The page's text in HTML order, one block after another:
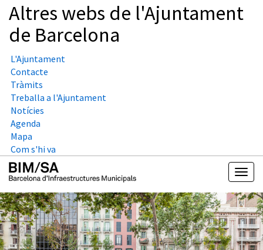
Altres webs de l'Ajuntament
de Barcelona
L'Ajuntament
Contacte
Tràmits
Treballa a l'Ajuntament
Notícies
Agenda
Mapa
Com s'hi va